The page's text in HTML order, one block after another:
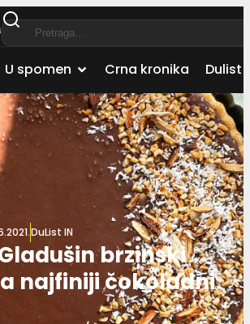
U spomen Crna kronika Dulist
DuList IN
brzinski
najfiniji čokoladni